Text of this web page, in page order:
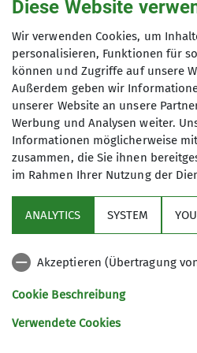
Ausbildungsreferentin
von Hütte zu Hütte.
und zum
Tageswanderungen
Taunus und
geplanten Touren
sind ausnahmslos
Interesse sind die
Schwierigkeitsgrade
erfolgreiche
alpinen Grundkurs
einbringen möchte,
einfach bei uns.
Maximale
5
Sektion
DAV
Sektion Koblenz des Deutschen
Diese Website
Wir verwenden Cookies, um
personalisieren, Funktionen für
können und Zugriffe auf unsere
Außerdem geben wir
unserer Website an unsere
Werbung und Analysen weiter.
Informationen möglicherweise
zusammen, die Sie ihnen
im Rahmen Ihrer Nutzung der
ANALYTICS SYSTEM
Akzeptieren (Übertragung
Cookie Beschreibung
Verwendete Cookies